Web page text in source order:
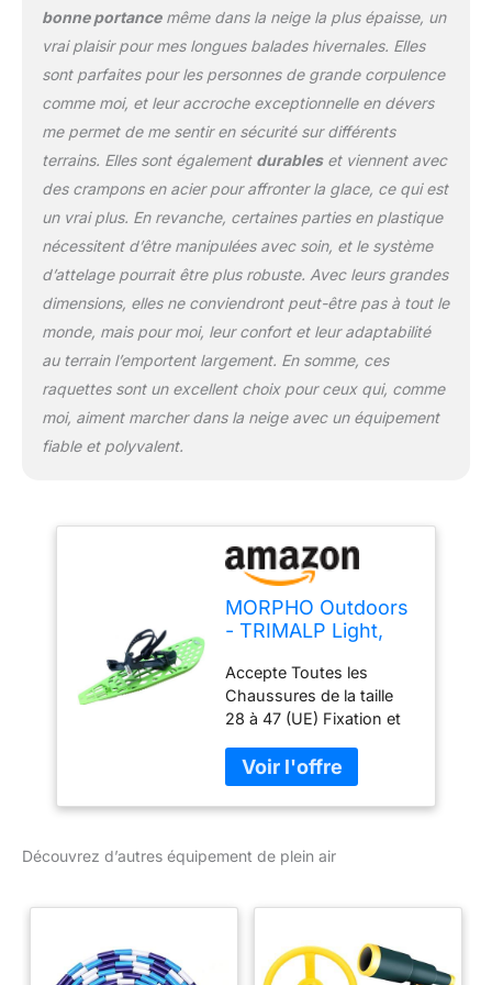
bonne portancemême dans la neige la plus épaisse, un
vrai plaisir pour mes longues balades hivernales. Elles
sont parfaites pour les personnes de grande corpulence
comme moi, et leur accroche exceptionnelle en dévers
me permet de me sentir en sécurité sur différents
terrains. Elles sont également durableset viennent avec
des crampons en acier pour affronter la glace, ce qui est
un vrai plus. En revanche, certaines parties en plastique
nécessitent d’être manipulées avec soin, et le système
d’attelage pourrait être plus robuste. Avec leurs grandes
dimensions, elles ne conviendront peut-être pas à tout le
monde, mais pour moi, leur confort et leur adaptabilité
au terrain l’emportent largement. En somme, ces
raquettes sont un excellent choix pour ceux qui, comme
moi, aiment marcher dans la neige avec un équipement
fiable et polyvalent.
MORPHO Outdoors
- TRIMALP Light,
à neige, Vert/Gris-
Large
Accepte Toutes les
Chaussures de la taille
28 à 47 (UE) Fixation et
procurant un Maintien de
la Chaussure Inégalé
donc Confort
Réduite et Technicité en
Excellente en Neige
Montée, Descente en
Tous Terrains et Pentes
Découvrez d’autres équipement de plein air